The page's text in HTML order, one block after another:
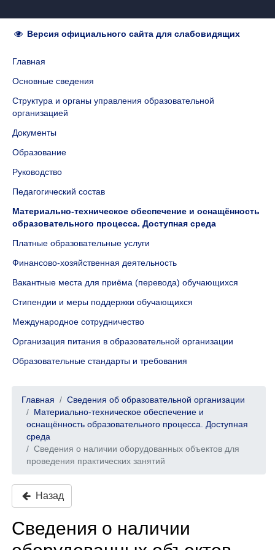
Версия официального сайта для слабовидящих
Главная
Основные сведения
Структура и органы управления образовательной
организацией
Документы
Образование
Руководство
Педагогический состав
Материально-техническое обеспечение и оснащённость
образовательного процесса. Доступная среда
Платные образовательные услуги
Финансово-хозяйственная деятельность
Вакантные места для приёма (перевода) обучающихся
Стипендии и меры поддержки обучающихся
Международное сотрудничество
Организация питания в образовательной организации
Образовательные стандарты и требования
Главная
Сведения об образовательной организации
Материально-техническое обеспечение и
оснащённость образовательного процесса. Доступная
среда
Сведения о наличии оборудованных объектов для
проведения практических занятий
Назад
Сведения о наличии